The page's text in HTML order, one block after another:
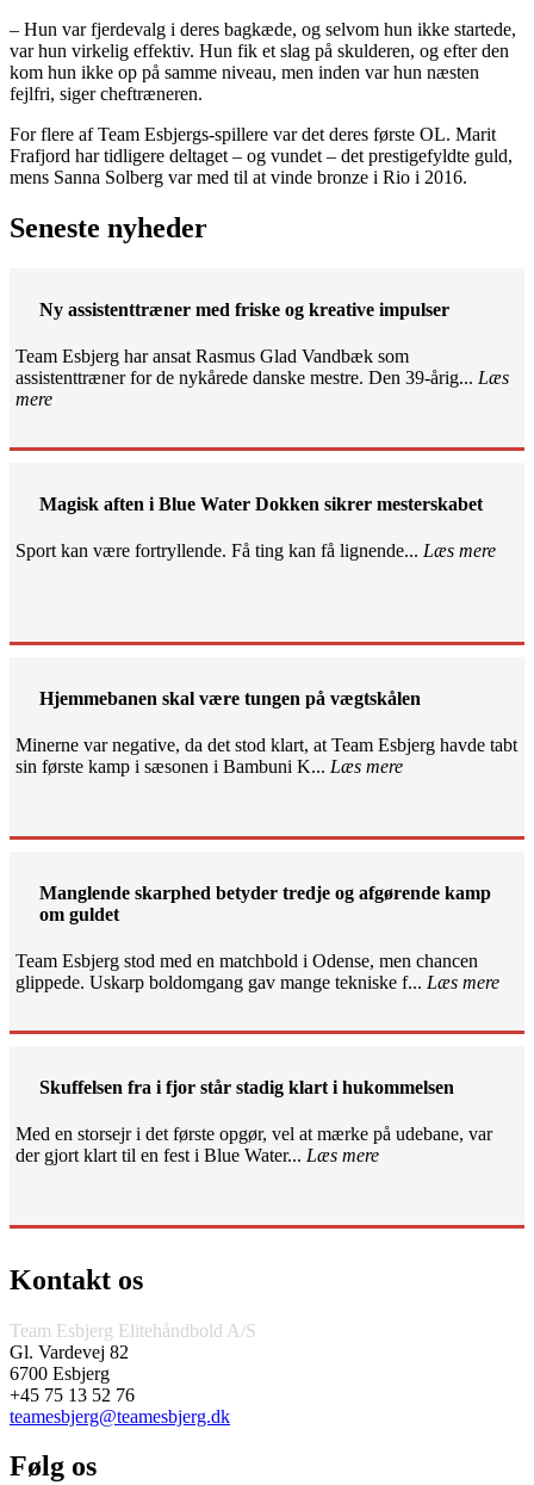
– Hun var fjerdevalg i deres bagkæde, og selvom hun ikke startede,
var hun virkelig effektiv. Hun fik et slag på skulderen, og efter den
kom hun ikke op på samme niveau, men inden var hun næsten
fejlfri, siger cheftræneren.
For flere af Team Esbjergs-spillere var det deres første OL. Marit
Frafjord har tidligere deltaget – og vundet – det prestigefyldte guld,
mens Sanna Solberg var med til at vinde bronze i Rio i 2016.
Seneste nyheder
Ny assistenttræner med friske og kreative impulser
Team Esbjerg har ansat Rasmus Glad Vandbæk som
assistenttræner for de nykårede danske mestre. Den 39-årig... Læs
mere
Magisk aften i Blue Water Dokken sikrer mesterskabet
Sport kan være fortryllende. Få ting kan få lignende... Læs mere
Hjemmebanen skal være tungen på vægtskålen
Minerne var negative, da det stod klart, at Team Esbjerg havde tabt
sin første kamp i sæsonen i Bambuni K... Læs mere
Manglende skarphed betyder tredje og afgørende kamp
om guldet
Team Esbjerg stod med en matchbold i Odense, men chancen
glippede. Uskarp boldomgang gav mange tekniske f... Læs mere
Skuffelsen fra i fjor står stadig klart i hukommelsen
Med en storsejr i det første opgør, vel at mærke på udebane, var
der gjort klart til en fest i Blue Water... Læs mere
Kontakt os
Team Esbjerg Elitehåndbold A/S
Gl. Vardevej 82
6700 Esbjerg
+45 75 13 52 76
teamesbjerg@teamesbjerg.dk
Følg os